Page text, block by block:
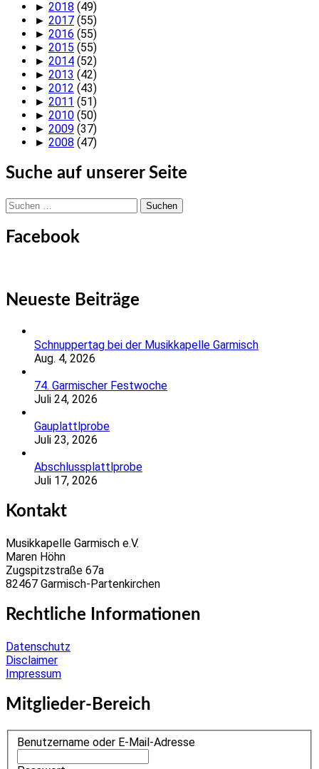
► 2018 (49)
► 2017 (55)
► 2016 (55)
► 2015 (55)
► 2014 (52)
► 2013 (42)
► 2012 (43)
► 2011 (51)
► 2010 (50)
► 2009 (37)
► 2008 (47)
Suche auf unserer Seite
Suchen
nach:
Facebook
Neueste Beiträge
Schnuppertag bei der Musikkapelle Garmisch
Aug. 4, 2026
74. Garmischer Festwoche
Juli 24, 2026
Gauplattlprobe
Juli 23, 2026
Abschlussplattlprobe
Juli 17, 2026
Kontakt
Musikkapelle Garmisch e.V.
Maren Höhn
Zugspitzstraße 67a
82467 Garmisch-Partenkirchen
Rechtliche Informationen
Datenschutz
Disclaimer
Impressum
Mitglieder-Bereich
Benutzername oder E-Mail-Adresse